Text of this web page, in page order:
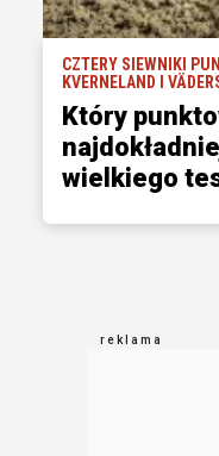
CZTERY SIEWNIKI
KVERNELAND I
Który
wielkiego